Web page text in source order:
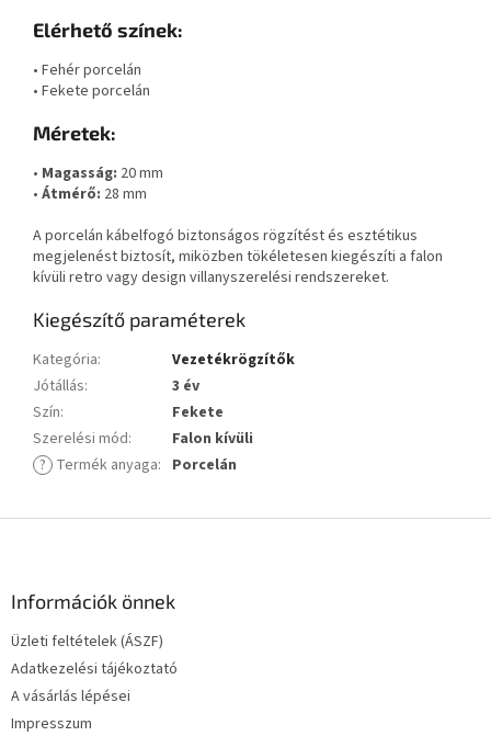
Elérhető színek:
• Fehér porcelán
• Fekete porcelán
Méretek:
• Magasság: 20 mm
• Átmérő: 28 mm
A porcelán kábelfogó biztonságos rögzítést és esztétikus
megjelenést biztosít, miközben tökéletesen kiegészíti a falon
kívüli retro vagy design villanyszerelési rendszereket.
Kiegészítő paraméterek
Kategória:
Vezetékrögzítők
Jótállás:
3 év
Szín:
Fekete
Szerelési mód:
Falon kívüli
? Termék anyaga: Porcelán
Információk önnek
Üzleti feltételek (ÁSZF)
Adatkezelési tájékoztató
A vásárlás lépései
Impresszum